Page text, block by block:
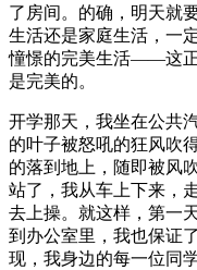
了房间。的确，明天就
生活还是家庭生活，一
憧憬的完美生活——这
是完美的。
开学那天，我坐在公共
的叶子被怒吼的狂风吹
的落到地上，随即被风
站了，我从车上下来，
去上操。就这样，第一
到办公室里，我也保证
现，我身边的每一位同